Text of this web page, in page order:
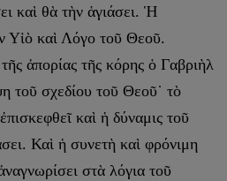
καὶ θὰ τὴν ἁγιάσει. Ἡ
Υἱὸ καὶ Λόγο τοῦ Θεοῦ.
ἀπορίας τῆς κόρης ὁ Γαβριὴλ
τοῦ σχεδίου τοῦ Θεοῦ˙ τὸ
καὶ ἡ δύναμις τοῦ
Καὶ ἡ συνετὴ καὶ φρόνιμη
στὰ λόγια τοῦ